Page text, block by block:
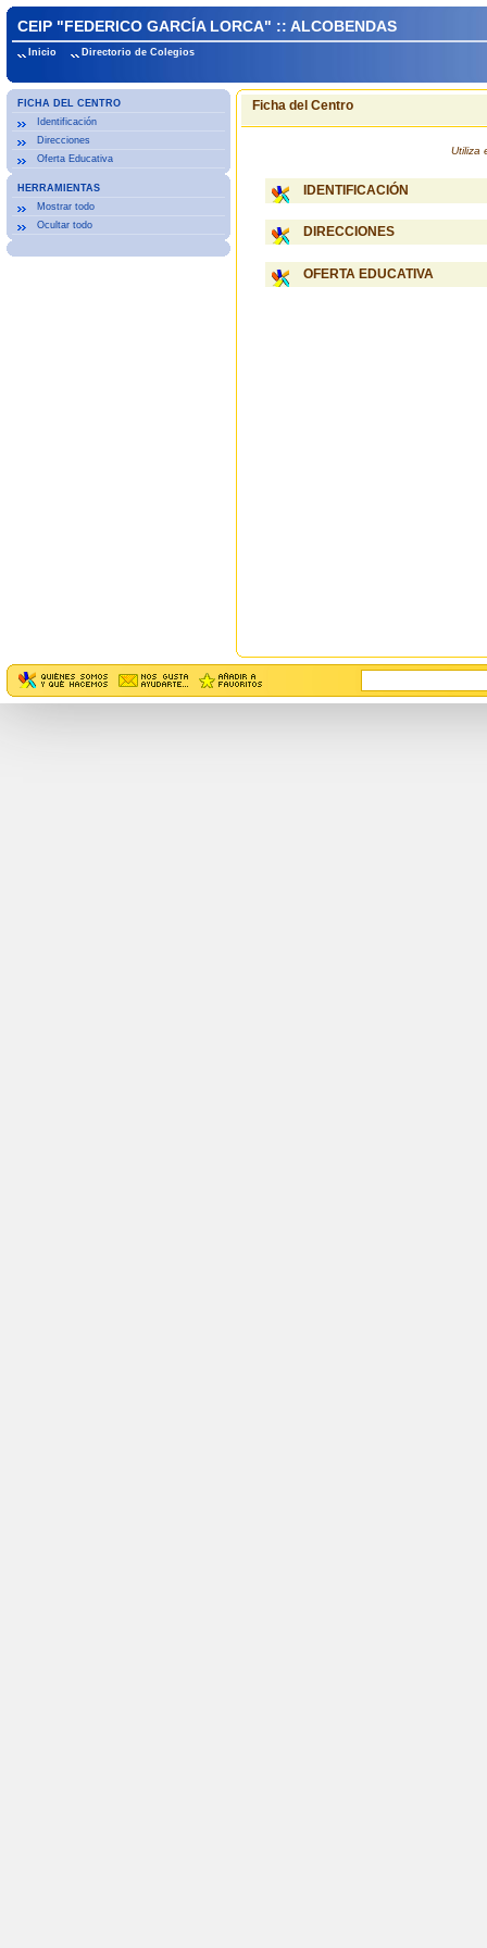
CEIP "FEDERICO GARCÍA LORCA" :: ALCOBENDAS
Inicio Directorio de Colegios
FICHA DEL CENTRO
Identificación
Direcciones
Oferta Educativa
HERRAMIENTAS
Mostrar todo
Ocultar todo
Ficha del Centro
Utiliza
IDENTIFICACIÓN
DIRECCIONES
OFERTA EDUCATIVA